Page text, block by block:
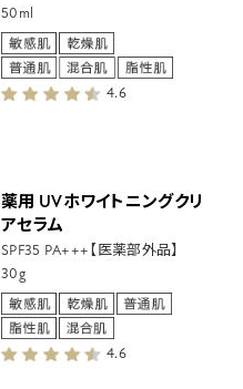
50ml
4.6
薬用 UVホワイトニングクリ
アセラム
SPF35 PA+++【医薬部外品】
30g
4.6